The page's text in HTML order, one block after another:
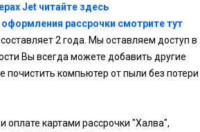
Jet читайте здесь
рассрочки смотрите тут
2 года. Мы оставляем доступ в
Вы всегда можете добавить другие
почистить компьютер от пыли без потери
оплате картами рассрочки "Халва",